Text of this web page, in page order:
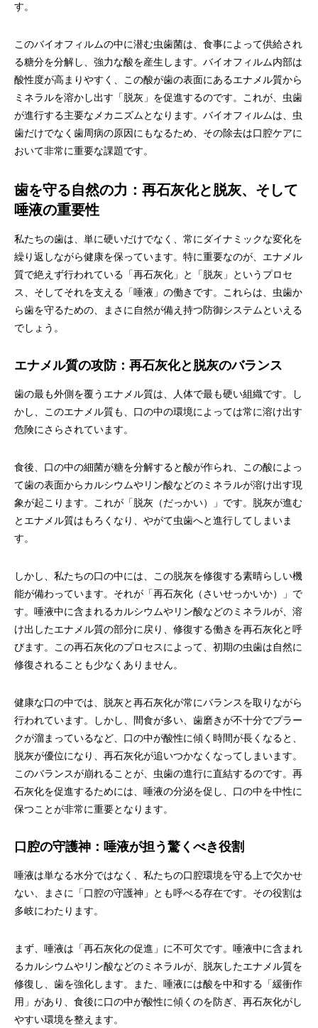
す。
このバイオフィルムの中に潜む虫歯菌は、食事によって供給され
る糖分を分解し、強力な酸を産生します。バイオフィルム内部は
酸性度が高まりやすく、この酸が歯の表面にあるエナメル質から
ミネラルを溶かし出す「脱灰」を促進するのです。これが、虫歯
が進行する主要なメカニズムとなります。バイオフィルムは、虫
歯だけでなく歯周病の原因にもなるため、その除去は口腔ケアに
おいて非常に重要な課題です。
歯を守る自然の力：再石灰化と脱灰、そして
唾液の重要性
私たちの歯は、単に硬いだけでなく、常にダイナミックな変化を
繰り返しながら健康を保っています。特に重要なのが、エナメル
質で絶えず行われている「再石灰化」と「脱灰」というプロセ
ス、そしてそれを支える「唾液」の働きです。これらは、虫歯か
ら歯を守るための、まさに自然が備え持つ防御システムといえる
でしょう。
エナメル質の攻防：再石灰化と脱灰のバランス
歯の最も外側を覆うエナメル質は、人体で最も硬い組織です。し
かし、このエナメル質も、口の中の環境によっては常に溶け出す
危険にさらされています。
食後、口の中の細菌が糖を分解すると酸が作られ、この酸によっ
て歯の表面からカルシウムやリン酸などのミネラルが溶け出す現
象が起こります。これが「脱灰（だっかい）」です。脱灰が進む
とエナメル質はもろくなり、やがて虫歯へと進行してしまいま
す。
しかし、私たちの口の中には、この脱灰を修復する素晴らしい機
能が備わっています。それが「再石灰化（さいせっかいか）」で
す。唾液中に含まれるカルシウムやリン酸などのミネラルが、溶
け出したエナメル質の部分に戻り、修復する働きを再石灰化と呼
びます。この再石灰化のプロセスによって、初期の虫歯は自然に
修復されることも少なくありません。
健康な口の中では、脱灰と再石灰化が常にバランスを取りながら
行われています。しかし、間食が多い、歯磨きが不十分でプラー
クが溜まっているなど、口の中が酸性に傾く時間が長くなると、
脱灰が優位になり、再石灰化が追いつかなくなってしまいます。
このバランスが崩れることが、虫歯の進行に直結するのです。再
石灰化を促進するためには、唾液の分泌を促し、口の中を中性に
保つことが非常に重要となります。
口腔の守護神：唾液が担う驚くべき役割
唾液は単なる水分ではなく、私たちの口腔環境を守る上で欠かせ
ない、まさに「口腔の守護神」とも呼べる存在です。その役割は
多岐にわたります。
まず、唾液は「再石灰化の促進」に不可欠です。唾液中に含まれ
るカルシウムやリン酸などのミネラルが、脱灰したエナメル質を
修復し、歯を強化します。また、唾液には酸を中和する「緩衝作
用」があり、食後に口の中が酸性に傾くのを防ぎ、再石灰化がし
やすい環境を整えます。